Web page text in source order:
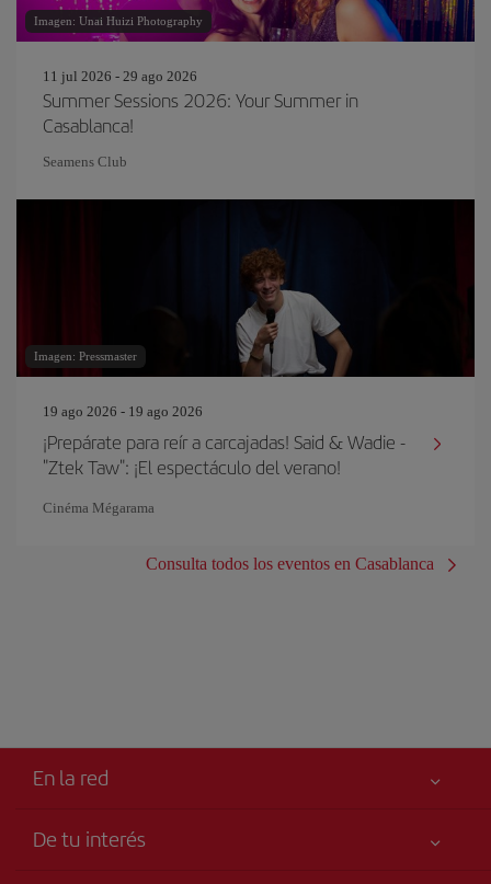
Imagen: Unai Huizi Photography
11 jul 2026 - 29 ago 2026
Summer Sessions 2026: Your Summer in
Casablanca!
Seamens Club
Imagen: Pressmaster
19 ago 2026 - 19 ago 2026
¡Prepárate para reír a carcajadas! Said & Wadie -
"Ztek Taw": ¡El espectáculo del verano!
Cinéma Mégarama
Consulta todos los eventos en Casablanca
En la red
De tu interés